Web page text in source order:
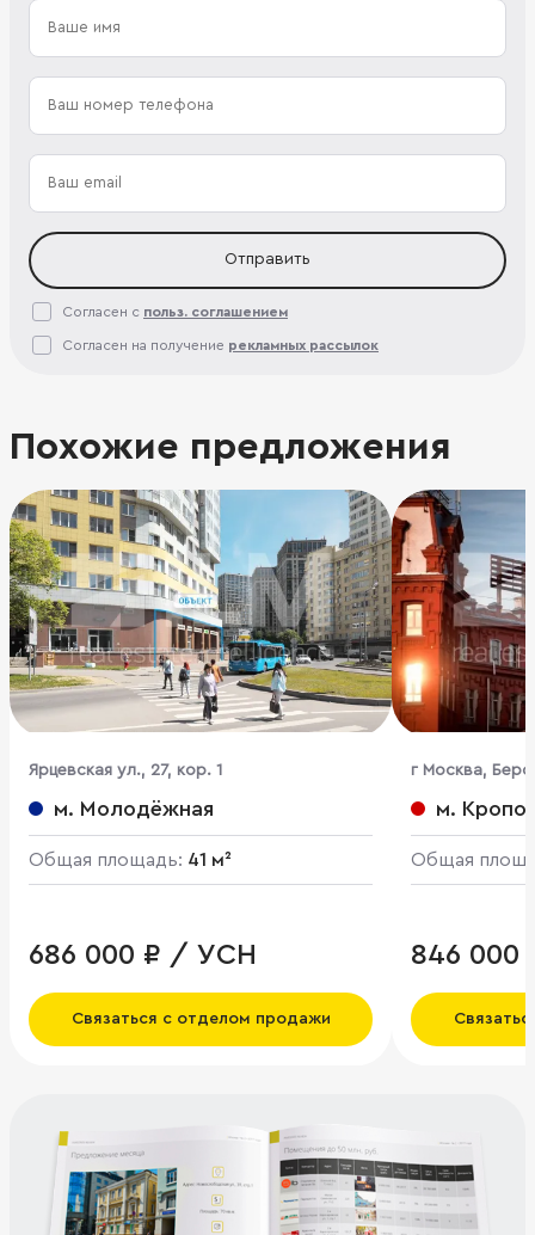
Отправить
Согласен с польз. соглашением
Согласен на получение рекламных рассылок
Похожие предложения
Ярцевская ул., 27, кор. 1
м. Молодёжная
Общая площадь: 41 м²
686 000 ₽ / УСН
Связаться с отделом продажи
г Москва,
м.
Общая
846